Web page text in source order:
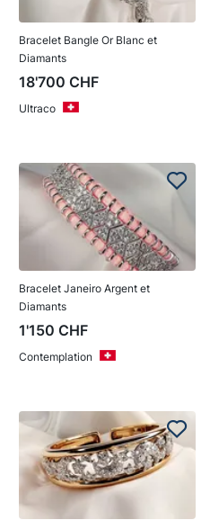
Bracelet Bangle Or Blanc et
Diamants
18'700 CHF
Ultraco
Bracelet Janeiro Argent et
Diamants
1'150 CHF
Contemplation